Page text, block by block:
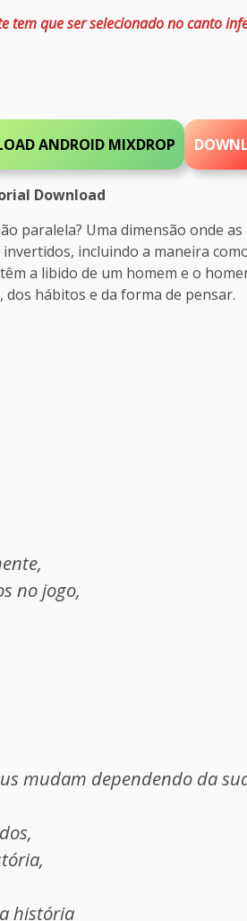
tem que ser selecionado no canto
ANDROIDMIXDROP
Download
paralela? Uma dimensão onde
incluindo a maneira
a libido de um homem e o
dos hábitos e da forma de pensar.
no jogo,
mudam dependendo da
história